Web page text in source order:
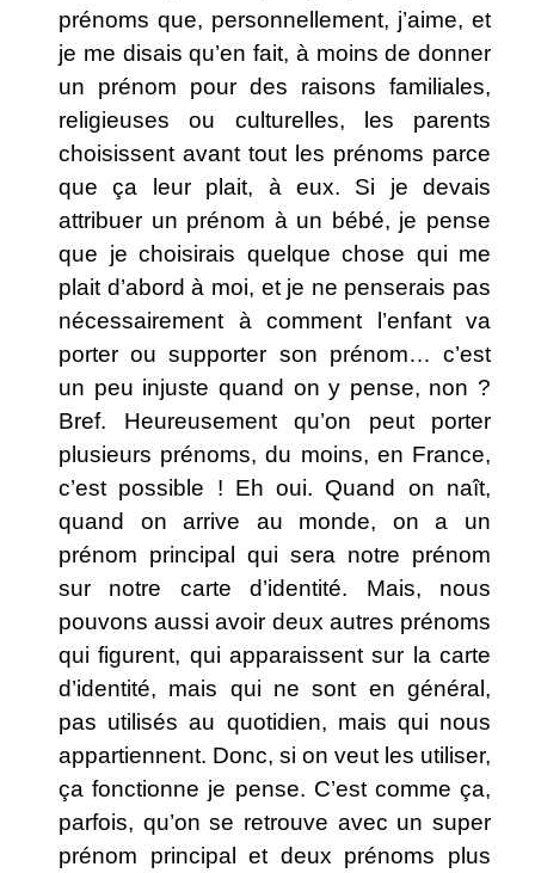
prénoms que, personnellement, j’aime, et
je me disais qu’en fait, à moins de donner
un prénom pour des raisons familiales,
religieuses ou culturelles, les parents
choisissent avant tout les prénoms parce
que ça leur plait, à eux. Si je devais
attribuer un prénom à un bébé, je pense
que je choisirais quelque chose qui me
plait d’abord à moi, et je ne penserais pas
nécessairement à comment l’enfant va
porter ou supporter son prénom… c’est
un peu injuste quand on y pense, non ?
Bref. Heureusement qu’on peut porter
plusieurs prénoms, du moins, en France,
c’est possible ! Eh oui. Quand on naît,
quand on arrive au monde, on a un
prénom principal qui sera notre prénom
sur notre carte d’identité. Mais, nous
pouvons aussi avoir deux autres prénoms
qui figurent, qui apparaissent sur la carte
d’identité, mais qui ne sont en général,
pas utilisés au quotidien, mais qui nous
appartiennent. Donc, si on veut les utiliser,
ça fonctionne je pense. C’est comme ça,
parfois, qu’on se retrouve avec un super
prénom principal et deux prénoms plus